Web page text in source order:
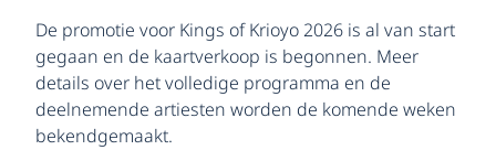
De promotie voor Kings of Krioyo 2026 is al van start
gegaan en de kaartverkoop is begonnen. Meer
details over het volledige programma en de
deelnemende artiesten worden de komende weken
bekendgemaakt.